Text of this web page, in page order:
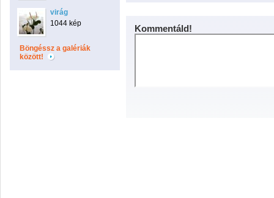
virág
1044 kép
Böngéssz a galériák
között!
Kommentáld!